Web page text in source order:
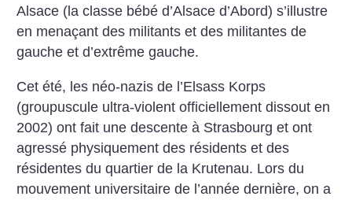
Alsace (la classe bébé d’Alsace d’Abord) s’illustre
en menaçant des militants et des militantes de
gauche et d’extrême gauche.
Cet été, les néo-nazis de l’Elsass Korps
(groupuscule ultra-violent officiellement dissout en
2002) ont fait une descente à Strasbourg et ont
agressé physiquement des résidents et des
résidentes du quartier de la Krutenau. Lors du
mouvement universitaire de l’année dernière, on a